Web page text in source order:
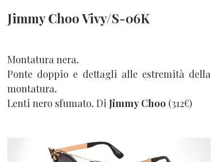
Jimmy Choo Vivy/S-06K
Montatura nera.
Ponte doppio e dettagli alle estremità della
montatura.
Lenti nero sfumato. Di Jimmy Choo (312€)